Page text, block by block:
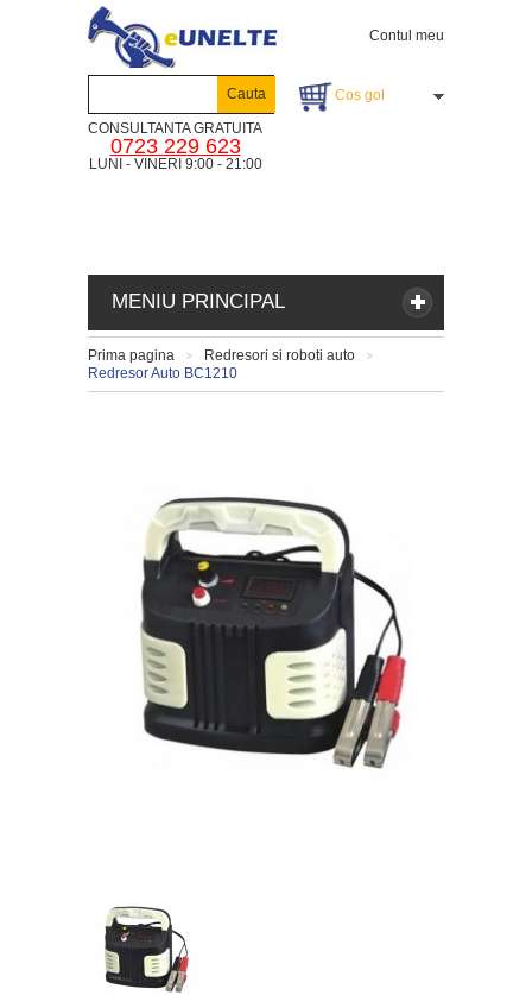
Contul meu
Cos gol
MENIU PRINCIPAL
CONSULTANTA GRATUITA
0723 229 623
LUNI - VINERI 9:00 - 21:00
Cauta
Prima pagina
>
Redresori si roboti auto
Redresor Auto BC1210